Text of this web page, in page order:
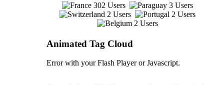
302 Users
3 Users
2 Users
2 Users
2 Users
Animated Tag Cloud
Error with your Flash Player or Javascript.